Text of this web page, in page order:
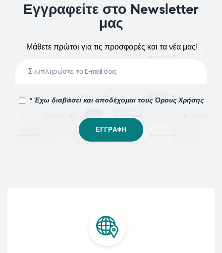
Εγγραφείτε στο Newsletter
μας
Μάθετε πρώτοι για τις προσφορές και τα νέα μας!
* Έχω διαβάσει και αποδέχομαι τους Όρους Χρήσης